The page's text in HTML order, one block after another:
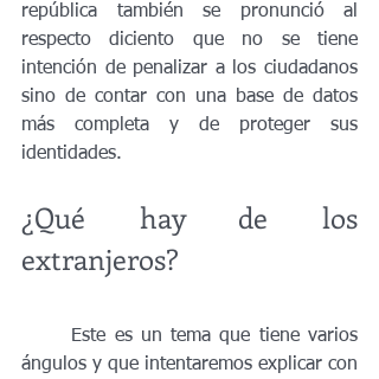
república también se pronunció al
respecto diciento que no se tiene
intención de penalizar a los ciudadanos
sino de contar con una base de datos
más completa y de proteger sus
identidades.
¿Qué hay de los
extranjeros?
ángulos y que intentaremos explicar con